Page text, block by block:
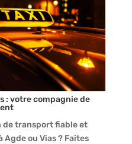
: votre compagnie de
de transport fiable et
ou Vias ? Faites